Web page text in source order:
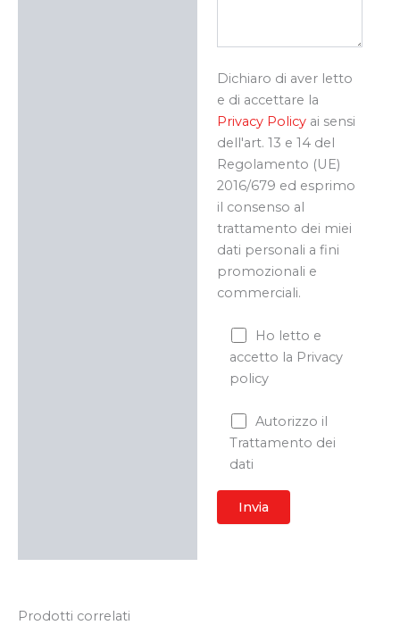
Dichiaro di aver letto
e di accettare la
Privacy Policyai sensi
dell'art. 13 e 14 del
Regolamento (UE)
2016/679 ed esprimo
il consenso al
trattamento dei miei
dati personali a fini
promozionali e
commerciali.
Ho letto e
accetto la Privacy
policy
Autorizzo il
Trattamento dei
dati
Prodotti correlati